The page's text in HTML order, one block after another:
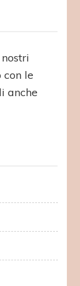
le
anche